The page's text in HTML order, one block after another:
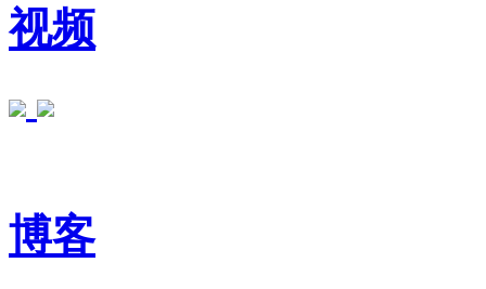
视频
博客